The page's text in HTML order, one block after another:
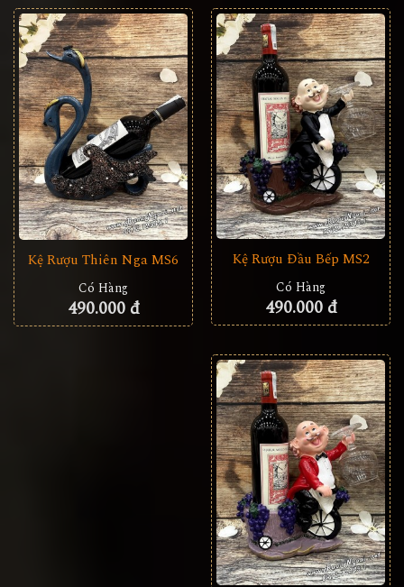
Kệ Rượu Thiên Nga MS6
Có Hàng
490.000 đ
Kệ Rượu Đầu Bếp MS2
Có Hàng
490.000 đ